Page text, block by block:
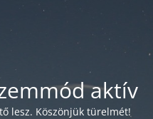
aktív
lesz. Köszönjük türelmét!